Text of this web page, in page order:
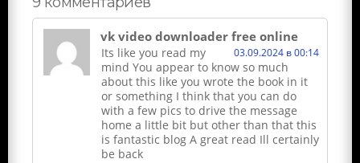
vk video downloader free online
03.09.2024 в 00:14
Its like you read my
mind You appear to know so much
about this like you wrote the book in it
or something I think that you can do
with a few pics to drive the message
home a little bit but other than that this
is fantastic blog A great read Ill certainly
be back